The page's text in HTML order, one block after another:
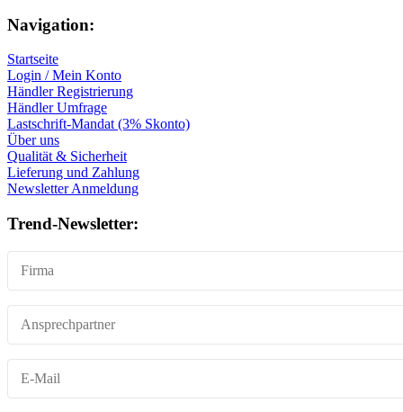
Navigation:
Startseite
Login / Mein Konto
Händler Registrierung
Händler Umfrage
Lastschrift-Mandat (3% Skonto)
Über uns
Qualität & Sicherheit
Lieferung und Zahlung
Newsletter Anmeldung
Trend-Newsletter: